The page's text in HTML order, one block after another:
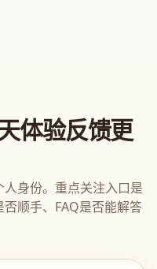
体验反馈更
身份。重点关注入口是
顺手、FAQ是否能解答